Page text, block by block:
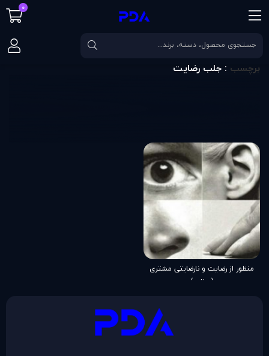
صفحه اصلی برچسب جلب رضایت
برچسب : جلب رضایت
منظور از رضايت و نارضايتی مشتری
(مطلب)
0